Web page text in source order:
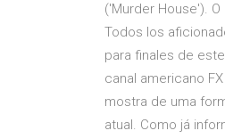
('Murder House').
Todos los
para finales de
canal americano
mostra de uma
atual. Como já